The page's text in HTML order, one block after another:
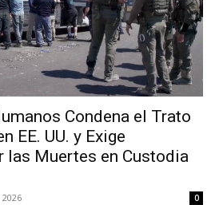
Condena el Trato
EE. UU. y Exige
las Muertes en Custodia
0